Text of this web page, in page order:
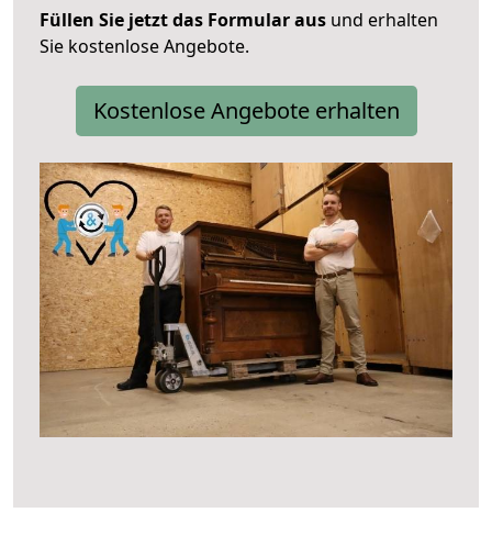
Füllen Sie jetzt das Formular aus und erhalten
Sie kostenlose Angebote.
Kostenlose Angebote erhalten